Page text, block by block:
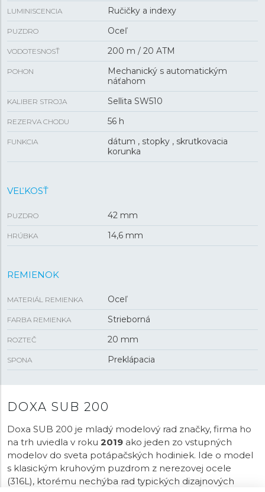
LUMINISCENCIA Ručičky a indexy
PUZDRO Oceľ
VODOTESNOSŤ 200 m / 20 ATM
POHON
Mechanický s automatickým
náťahom
KALIBER STROJA Sellita SW510
REZERVA CHODU 56 h
FUNKCIA
dátum , stopky , skrutkovacia
korunka
VEĽKOSŤ
PUZDRO 42 mm
HRÚBKA 14,6 mm
REMIENOK
MATERIÁL REMIENKA Oceľ
FARBA REMIENKA Strieborná
ROZTEČ 20 mm
SPONA Preklápacia
DOXA SUB 200
Doxa SUB 200 je mladý modelový rad značky, firma ho
na trh uviedla v roku 2019 ako jeden zo vstupných
modelov do sveta potápačských hodiniek. Ide o model
s klasickým kruhovým puzdrom z nerezovej ocele
(316L), ktorému nechýba rad typických dizajnových